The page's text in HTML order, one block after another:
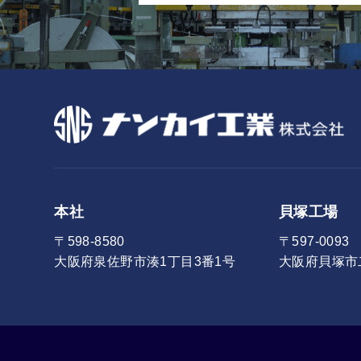
本社
〒598-8580
大阪府泉佐野市湊1丁目3番1号
貝塚工場
〒597-0093
大阪府貝塚